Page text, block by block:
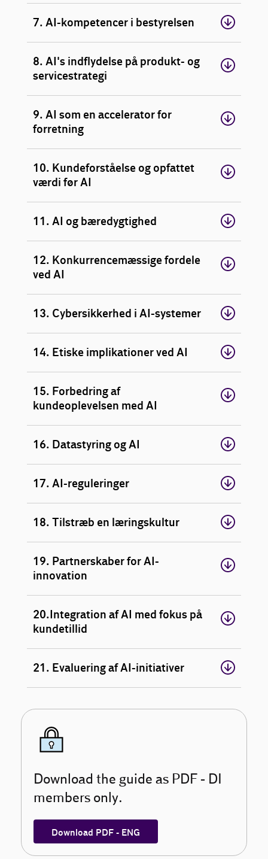
7. AI-kompetencer i bestyrelsen
8. AI's indflydelse på produkt- og
servicestrategi
9. AI som en accelerator for
forretning
10. Kundeforståelse og opfattet
værdi før AI
11. AI og bæredygtighed
12. Konkurrencemæssige fordele
ved AI
13. Cybersikkerhed i AI-systemer
14. Etiske implikationer ved AI
15. Forbedring af
kundeoplevelsen med AI
16. Datastyring og AI
17. AI-reguleringer
18. Tilstræb en læringskultur
19. Partnerskaber for AI-
innovation
20.Integration af AI med fokus på
kundetillid
21. Evaluering af AI-initiativer
Download the guide as PDF - DI
members only.
Download PDF - ENG